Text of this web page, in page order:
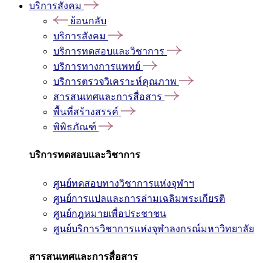
บริการสังคม
ย้อนกลับ
บริการสังคม
บริการทดสอบและวิชาการ
บริการทางการแพทย์
บริการตรวจวิเคราะห์คุณภาพ
สารสนเทศและการสื่อสาร
พื้นที่สร้างสรรค์
พิพิธภัณฑ์
บริการทดสอบและวิชาการ
ศูนย์ทดสอบทางวิชาการแห่งจุฬาฯ
ศูนย์การแปลและการล่ามเฉลิมพระเกียรติ
ศูนย์กฎหมายเพื่อประชาชน
ศูนย์บริการวิชาการแห่งจุฬาลงกรณ์มหาวิทยาลัย
สารสนเทศและการสื่อสาร